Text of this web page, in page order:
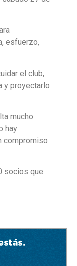
esfuerzo,
el club,
y proyectarlo
mucho
hay
compromiso
socios que